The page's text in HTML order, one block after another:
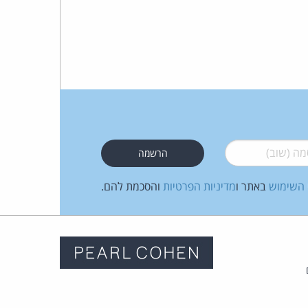
(שוב)*
השימוש באתר ומדיניות הפרטיות והסכמת להם.